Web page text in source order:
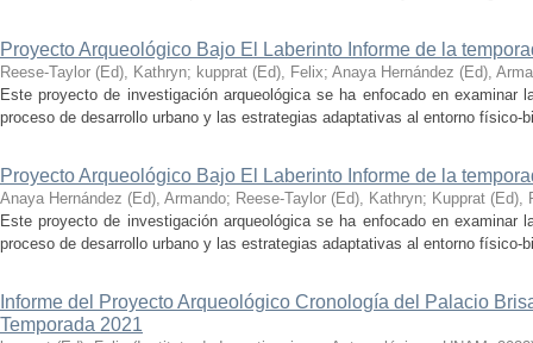
Proyecto Arqueológico Bajo El Laberinto Informe de la
Reese-Taylor (Ed), Kathryn; kupprat (Ed), Felix; Anaya Hernández (Ed),
Este proyecto de investigación arqueológica se ha enfocado en examinar
proceso de desarrollo urbano y las estrategias adaptativas al entorno físico-
Proyecto Arqueológico Bajo El Laberinto Informe de la
Anaya Hernández (Ed), Armando; Reese-Taylor (Ed), Kathryn; Kupprat (Ed),
Este proyecto de investigación arqueológica se ha enfocado en examinar
proceso de desarrollo urbano y las estrategias adaptativas al entorno físico-
Informe del Proyecto Arqueológico Cronología del Palacio
Temporada 2021